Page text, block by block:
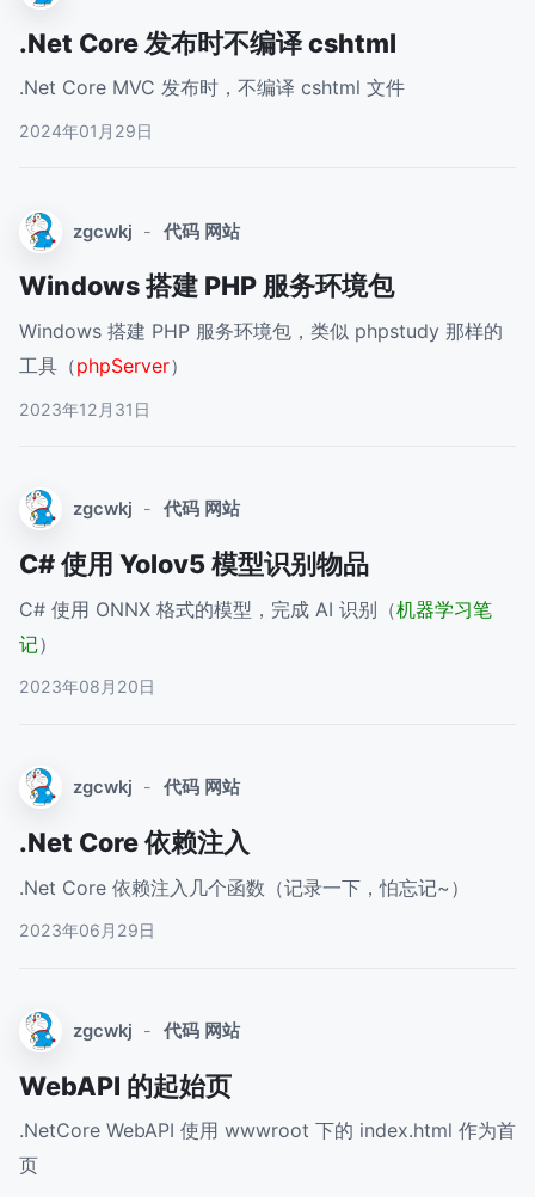
.Net Core 发布时不编译 cshtml
.Net Core MVC 发布时，不编译 cshtml 文件
2024年01月29日
zgcwkj - 代码 网站
Windows 搭建 PHP 服务环境包
Windows 搭建 PHP 服务环境包，类似 phpstudy 那样的
工具（phpServer）
2023年12月31日
zgcwkj - 代码 网站
C# 使用 Yolov5 模型识别物品
C# 使用 ONNX 格式的模型，完成 AI 识别（机器学习笔
记）
2023年08月20日
zgcwkj - 代码 网站
.Net Core 依赖注入
.Net Core 依赖注入几个函数（记录一下，怕忘记~）
2023年06月29日
zgcwkj - 代码 网站
WebAPI 的起始页
.NetCore WebAPI 使用 wwwroot 下的 index.html 作为首
页